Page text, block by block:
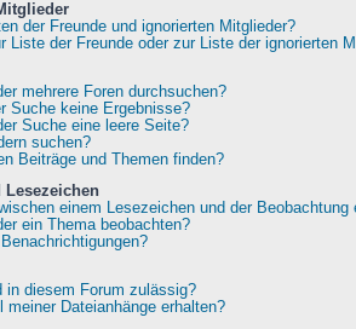
der Freunde und ignorierten Mitglieder?
Liste der Freunde oder zur Liste der ignorierten
mehrere Foren durchsuchen?
Suche keine Ergebnisse?
Suche eine leere Seite?
suchen?
Beiträge und Themen finden?
Lesezeichen
einem Lesezeichen und der Beobachtung
ein Thema beobachten?
in diesem Forum zulässig?
meiner Dateianhänge erhalten?